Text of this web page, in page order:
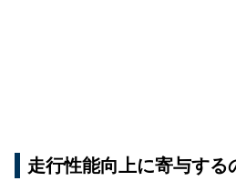
走行性能向上に寄与す